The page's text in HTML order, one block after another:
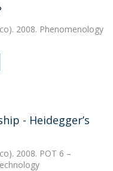
2008. Phenomenology
- Heidegger’s
2008. POT 6 –